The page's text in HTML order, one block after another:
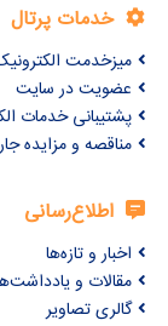
خدمات پرتال
میزخدمت
عضویت در سایت
پشتیبانی خدمات
مناقصه و مزایده
اطلاع‌رسانی
اخبار و تازه‌ها
مقالات و
گالری تصاویر